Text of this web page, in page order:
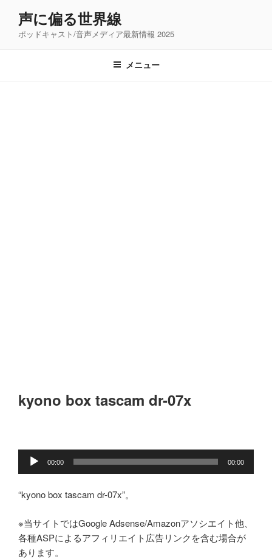
声に偏る世界線
ポッドキャスト/音声メディア最新情報 2025
メニュー
kyono box tascam dr-07x
レ
ヤ
ー
00:00 00:00
“kyono box tascam dr-07x”。
※当サイトではGoogle Adsense/Amazonアソシエイト他、
各種ASPによるアフィリエイト広告リンクを含む場合が
あります。